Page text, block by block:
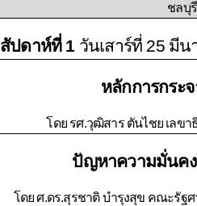
ชลบุรี
สัปดาห์ที่ 1 วันเสาร์ที่ 25 มีน
หลักการกระ
โดย รศ.วุฒิสาร ตันไชย เลข
ปัญหาความมั่นค
โดย ศ.ดร.สุรชาติ บำรุงสุข คณะรัฐ